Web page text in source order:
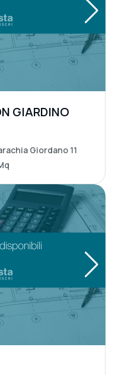
GIARDINO
Giordano 11